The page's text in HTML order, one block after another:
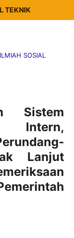
TEKNIK
SOSIAL
Sistem
Lanjut